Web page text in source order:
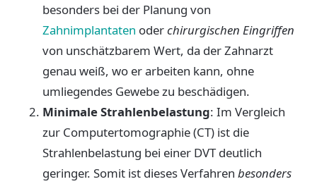
besonders bei der Planung von
Zahnimplantaten oderchirurgischen Eingriffen
von unschätzbarem Wert, da der Zahnarzt
genau weiß, wo er arbeiten kann, ohne
umliegendes Gewebe zu beschädigen.
Minimale Strahlenbelastung: Im Vergleich
zur Computertomographie (CT) ist die
Strahlenbelastung bei einer DVT deutlich
geringer. Somit ist dieses Verfahren besonders